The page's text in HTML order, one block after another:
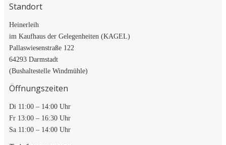
Standort
Heinerleih
im Kaufhaus der Gelegenheiten (KAGEL)
Pallaswiesenstraße 122
64293 Darmstadt
(Bushaltestelle Windmühle)
Öffnungszeiten
Di 11:00 – 14:00 Uhr
Fr 13:00 – 16:30 Uhr
Sa 11:00 – 14:00 Uhr